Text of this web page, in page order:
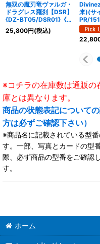
無双の魔刃竜ヴァルガ・
ドラグレス羅刹【DSR】
{DZ-BT05/DSR01}《ド
ラゴンエンパイア》
25,800円(税込)
来)(サ
PR/
クチュ
※コチラの在庫数は通販の
庫とは異なります。
商品の状態表記について
方は必ずご確認下さい）
※商品名に記載されている型
す。一部、写真とカードの型
際、必ず商品の型番をご確認
す。
ホーム